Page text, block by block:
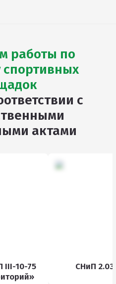
работы по
спортивных
с
актами
III-10-75
СНиП